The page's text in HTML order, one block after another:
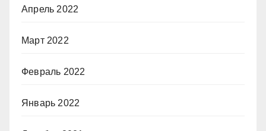
Апрель 2022
Март 2022
Февраль 2022
Январь 2022